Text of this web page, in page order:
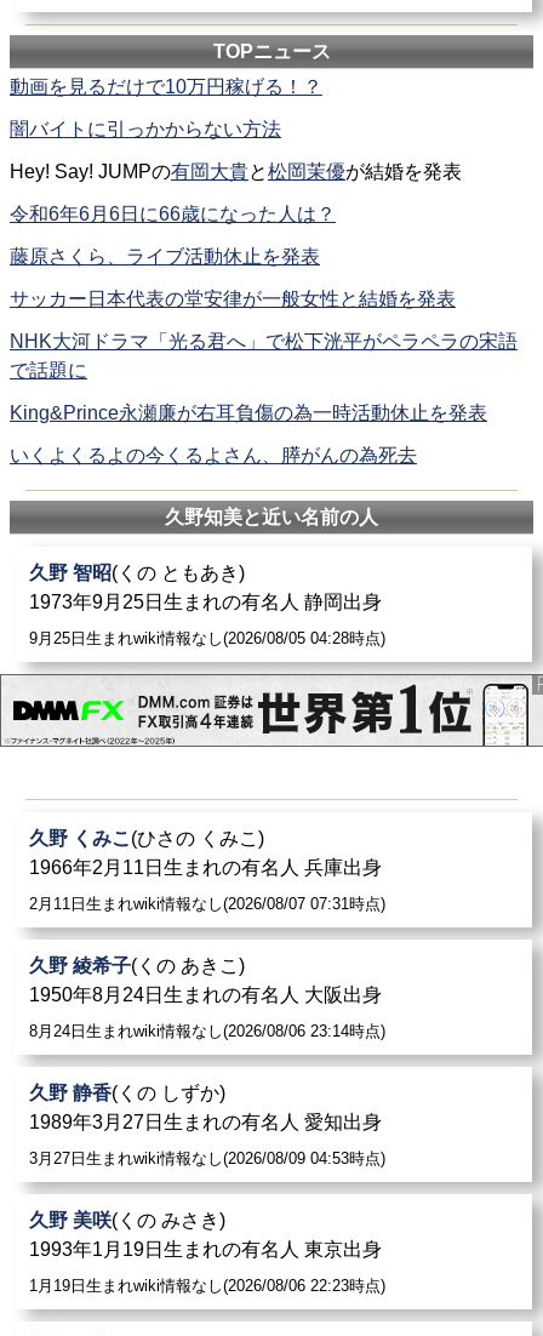
TOPニュース
動画を見るだけで10万円稼げる！？
闇バイトに引っかからない方法
Hey! Say! JUMPの有岡大貴と松岡茉優が結婚を発表
令和6年6月6日に66歳になった人は？
藤原さくら、ライブ活動休止を発表
サッカー日本代表の堂安律が一般女性と結婚を発表
NHK大河ドラマ「光る君へ」で松下洸平がペラペラの宋語
で話題に
King&Prince永瀬廉が右耳負傷の為一時活動休止を発表
いくよくるよの今くるよさん、膵がんの為死去
久野知美と近い名前の人
久野 智昭(くの ともあき)
1973年9月25日生まれの有名人 静岡出身
9月25日生まれwiki情報なし(2026/08/05 04:28時点)
久野 くみこ (ひさの くみこ)
1966年2月11日生まれの有名人 兵庫出身
2月11日生まれwiki情報なし(2026/08/07 07:31時点)
久野 綾希子(くの あきこ)
1950年8月24日生まれの有名人 大阪出身
8月24日生まれwiki情報なし(2026/08/06 23:14時点)
久野 静香(くの しずか)
1989年3月27日生まれの有名人 愛知出身
3月27日生まれwiki情報なし(2026/08/09 04:53時点)
久野 美咲(くの みさき)
1993年1月19日生まれの有名人 東京出身
1月19日生まれwiki情報なし(2026/08/06 22:23時点)